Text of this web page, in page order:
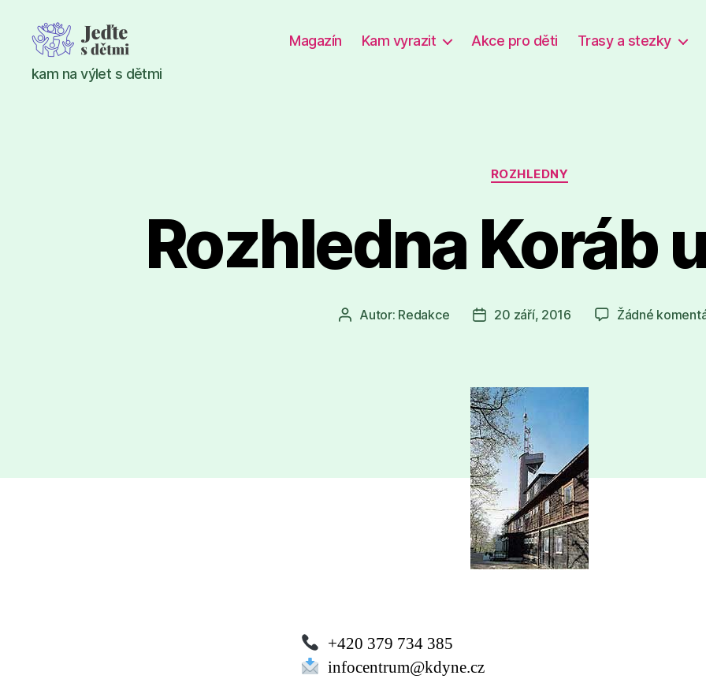
Jeďte
s
kam na výlet s dětmi
Magazín Kam vyrazit Akce pro děti Trasy a stezky
Rubriky
ROZHLEDNY
Rozhledna Koráb
AutorAutor: Redakce
Datum
20 září, 2016 Žádné
+420 379 734 385
infocentrum@kdyne.cz